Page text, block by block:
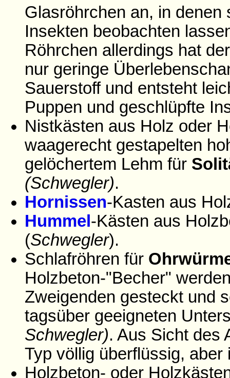
Glasröhrchen an, in
Insekten beobachten
Röhrchen allerdings hat
nur geringe
Sauerstoff und entsteht
Puppen und geschlüpfte
Nistkästen aus Holz oder
waagerecht gestapelten
gelöchertem Lehm für
(Schwegler).
Hornissen-Kasten aus
Hummel-Kästen aus
(Schwegler).
Schlafröhren für
Holzbeton-"Becher"
Zweigenden gesteckt und
tagsüber geeigneten
Schwegler). Aus Sicht des
Typ völlig überflüssig,
Holzbeton- oder